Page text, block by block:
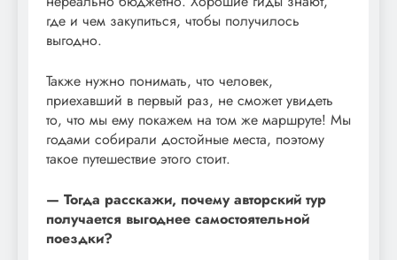
где и чем закупиться, чтобы получилось
выгодно.
Также нужно понимать, что человек,
приехавший в первый раз, не сможет увидеть
то, что мы ему покажем на том же маршруте! Мы
годами собирали достойные места, поэтому
такое путешествие этого стоит.
— Тогда расскажи, почему авторский тур
получается выгоднее самостоятельной
поездки?